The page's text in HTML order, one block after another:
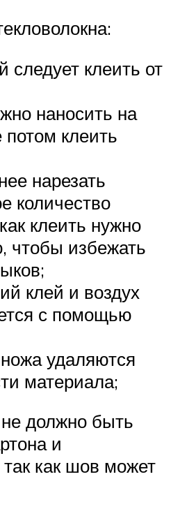
следует клеить от
наносить на
потом клеить
нарезать
количество
клеить нужно
чтобы избежать
клей и воздух
с помощью
удаляются
материала;
должно быть
и
так как шов может